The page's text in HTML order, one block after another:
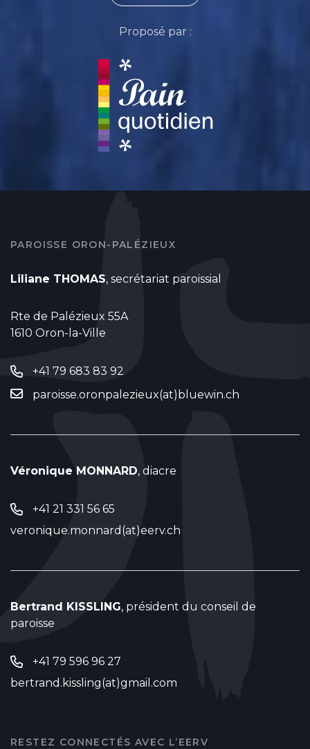
Proposé par :
PAROISSE ORON-PALÉZIEUX
Liliane THOMAS, secrétariat paroissial
Rte de Palézieux 55A
1610 Oron-la-Ville
+41 79 683 83 92
paroisse.oronpalezieux(at)bluewin.ch
Véronique MONNARD, diacre
+41 21 331 56 65
veronique.monnard(at)eerv.ch
Bertrand KISSLING, président du conseil de
paroisse
+41 79 596 96 27
bertrand.kissling(at)gmail.com
RESTEZ CONNECTÉS AVEC L’EERV